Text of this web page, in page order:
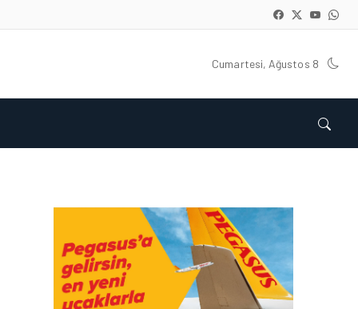
Cumartesi, Ağustos 8
HAVAYOLU • 07 AĞU 2026
SUNEXPRESS’IN ÜÇ GÜN
ÜST ÜSTE GÜNLÜK
YOLCU SAYISI 71 BINI AŞTI